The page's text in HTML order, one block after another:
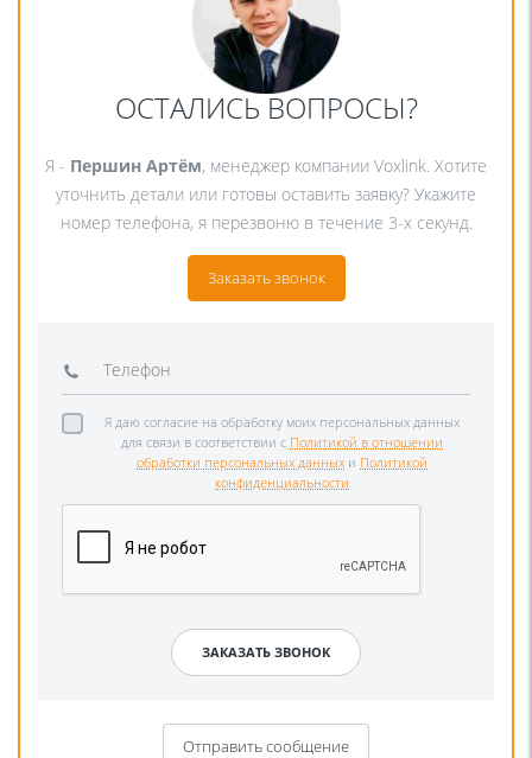
ОСТАЛИСЬ ВОПРОСЫ?
Я - Першин Артём, менеджер компании Voxlink. Хотите
уточнить детали или готовы оставить заявку? Укажите
номер телефона, я перезвоню в течение 3-х секунд.
Заказать звонок
Я даю согласие на обработку моих персональных данных
для связи в соответствии с Политикой в отношении
обработки персональных данных и Политикой
конфиденциальности
Отправить сообщение